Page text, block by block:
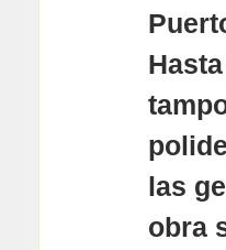
las
obra